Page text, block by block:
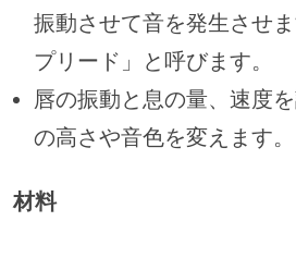
振動させて音を発生させ
プリード」と呼びます。
唇の振動と息の量、速度
の高さや音色を変えます。
材料